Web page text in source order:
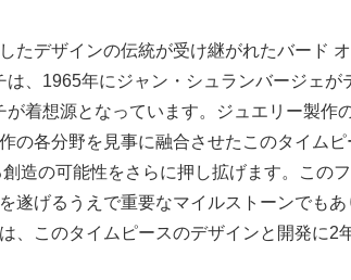
たデザインの伝統が受け継がれたバード
は、1965年にジャン・シュランバージェ
が着想源となっています。ジュエリー製作
の各分野を見事に融合させたこのタイム
造の可能性をさらに押し拡げます。この
遂げるうえで重要なマイルストーンでも
、このタイムピースのデザインと開発に2